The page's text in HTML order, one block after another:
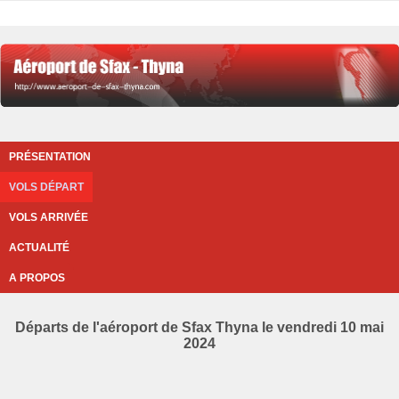
PRÉSENTATION
VOLS DÉPART
VOLS ARRIVÉE
ACTUALITÉ
A PROPOS
Départs de l'aéroport de Sfax Thyna le vendredi 10 mai
2024